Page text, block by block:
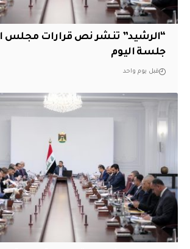
“الرشيد” تنشر نص قرارات مجلس
جلسة اليوم
قبل يوم واحد